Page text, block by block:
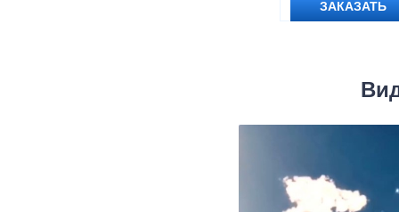
ЗАКАЗАТЬ